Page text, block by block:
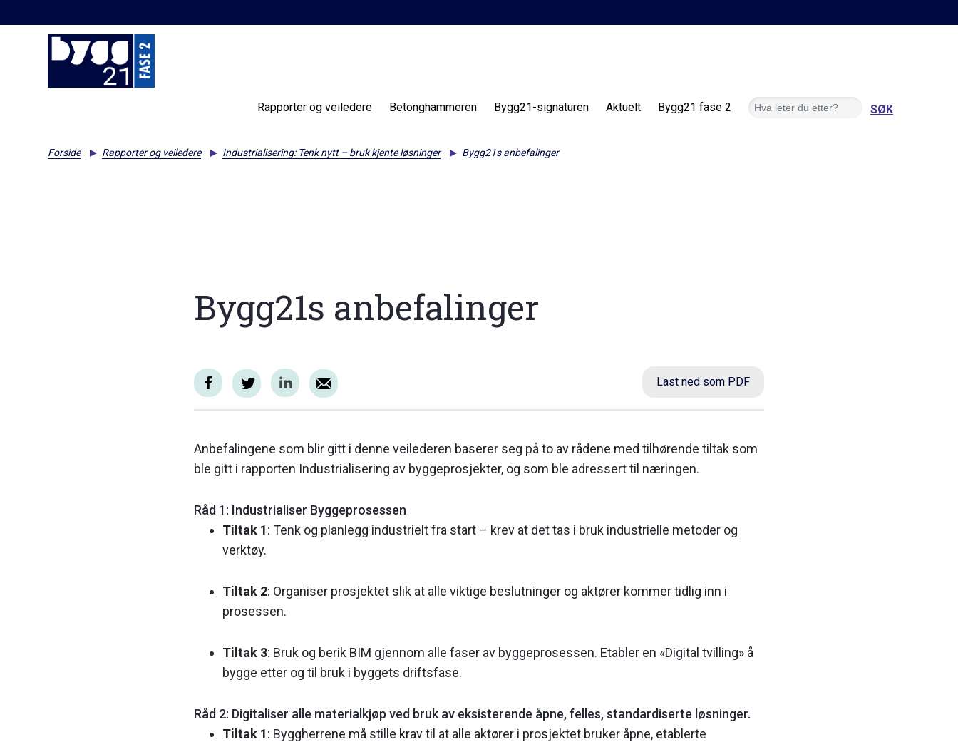
Rapporter og veiledere Betonghammeren Bygg21-signaturen Aktuelt Bygg21 fase 2 Søk
Forside Rapporter og veiledere Industrialisering: Tenk nytt – bruk kjente løsninger Bygg21s anbefalinger
Bygg21s anbefalinger
Last ned som PDF
Anbefalingene som blir gitt i denne veilederen baserer seg på to av rådene med tilhørende tiltak som
ble gitt i rapporten Industrialisering av bygge­prosjekter, og som ble adressert til næringen.
Råd 1: Industrialiser Byggeprosessen
Tiltak 1: Tenk og planlegg industrielt fra start – krev at det tas i bruk industrielle metoder og
verktøy.
Tiltak 2: Organiser prosjektet slik at alle viktige beslutninger og aktører kommer tidlig inn i
prosessen.
Tiltak 3: Bruk og berik BIM gjennom alle faser av byggeprosessen. Etabler en «Digital tvilling» å
bygge etter og til bruk i byggets driftsfase.
Råd 2: Digitaliser alle materialkjøp ved bruk av eksisterende åpne, felles, standardiserte løsninger.
Tiltak 1: Byggherrene må stille krav til at alle aktører i prosjektet bruker åpne, etablerte